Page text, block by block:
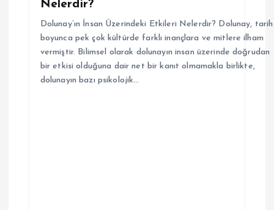
Nelerdir?
Dolunay’ın İnsan Üzerindeki Etkileri Nelerdir? Dolunay, tarih
boyunca pek çok kültürde farklı inançlara ve mitlere ilham
vermiştir. Bilimsel olarak dolunayın insan üzerinde doğrudan
bir etkisi olduğuna dair net bir kanıt olmamakla birlikte,
dolunayın bazı psikolojik…